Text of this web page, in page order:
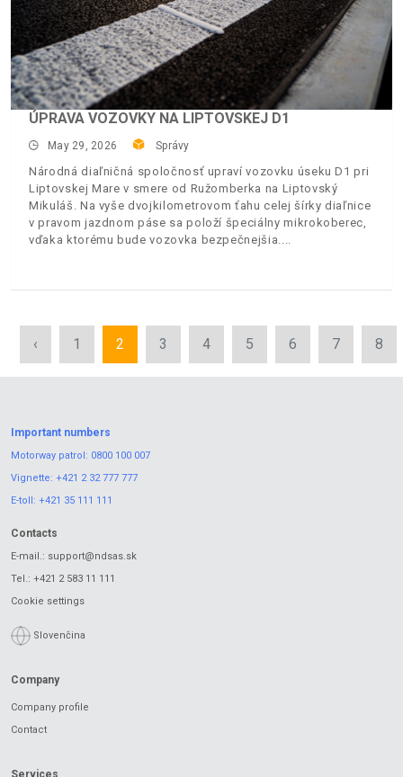
ÚPRAVA VOZOVKY NA LIPTOVSKEJ D1
May 29, 2026 Správy
Národná diaľničná spoločnosť upraví vozovku úseku D1 pri
Liptovskej Mare v smere od Ružomberka na Liptovský
Mikuláš. Na vyše dvojkilometrovom ťahu celej šírky diaľnice
v pravom jazdnom páse sa položí špeciálny mikrokoberec,
vďaka ktorému bude vozovka bezpečnejšia.
‹ 1 2 3 4 5 6 7 8
Important numbers
Motorway patrol: 0800 100 007
Vignette: +421 2 32 777 777
E-toll: +421 35 111 111
Contacts
E-mail.: support@ndsas.sk
Tel.: +421 2 583 11 111
Cookie settings
Slovenčina
Company
Company profile
Contact
Services